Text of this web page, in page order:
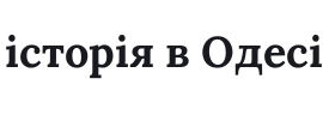
в Одесі